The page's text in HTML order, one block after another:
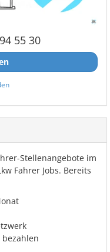
55 30
Stellenangebote im
Fahrer Jobs. Bereits